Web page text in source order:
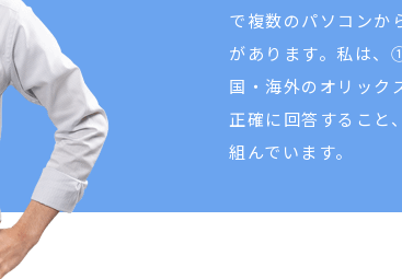
で複数のパソコンか
があります。私は、
国・海外のオリック
正確に回答すること
組んでいます。